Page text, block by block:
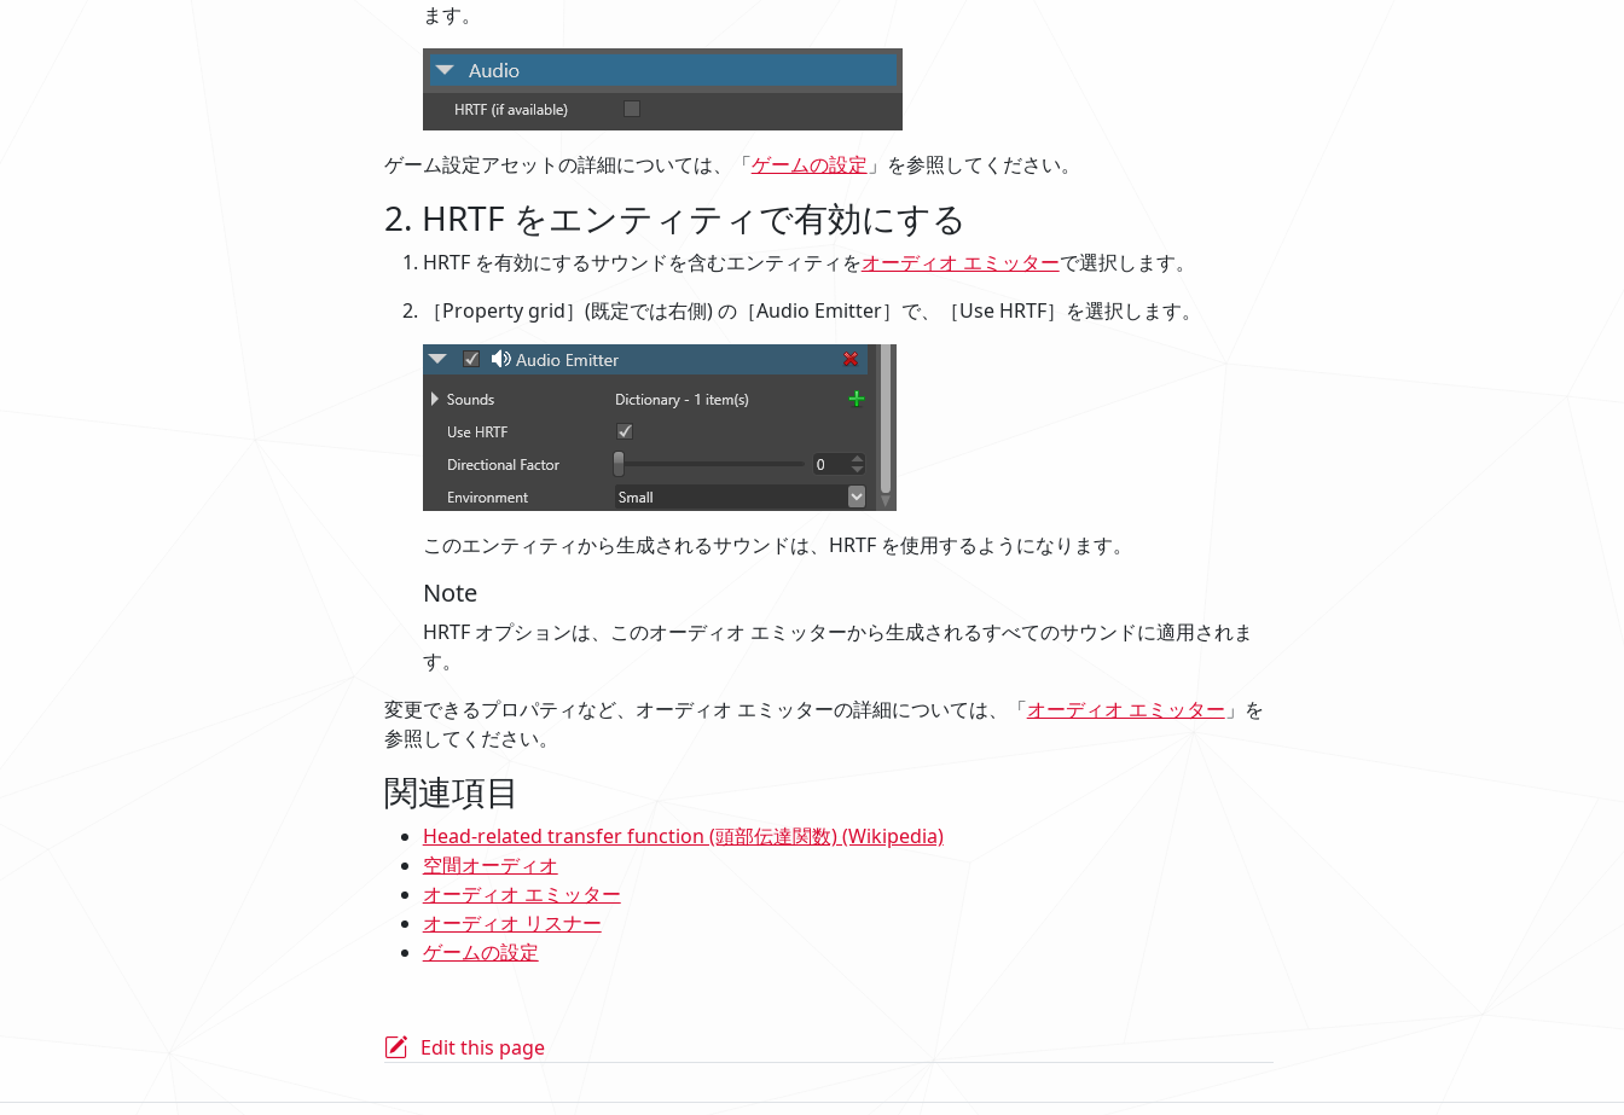
ます。
ゲーム設定アセットの詳細については、「ゲームの設定 」を参照してください。
2. HRTF をエンティティで有効にする
HRTF を有効にするサウンドを含むエンティティをオーディオ エミッターで選択します。
［Property grid］(既定では右側) の［Audio Emitter］で、［Use HRTF］を選択します。
このエンティティから生成されるサウンドは、HRTF を使用するようになります。
Note
HRTF オプションは、このオーディオ エミッターから生成されるすべてのサウンドに適用されま
す。
変更できるプロパティなど、オーディオ エミッターの詳細については、「オーディオ エミッター 」を
参照してください。
関連項目
Head-related transfer function (頭部伝達関数) (Wikipedia)
空間オーディオ
オーディオ エミッター
オーディオ リスナー
ゲームの設定
Edit this page